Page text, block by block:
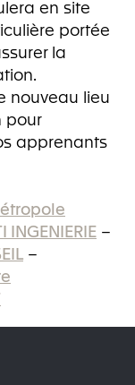
en site
portée
la
nouveau lieu
pour
apprenants
INGENIERIE –
–